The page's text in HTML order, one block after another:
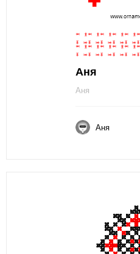
Аня
Аня
Аня